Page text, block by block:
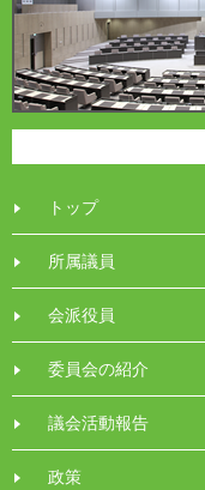
トップ
所属議員
会派役員
委員会の紹介
議会活動報告
政策